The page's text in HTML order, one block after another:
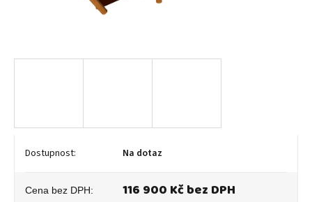
116 900 Kč bez DPH
Na dotaz